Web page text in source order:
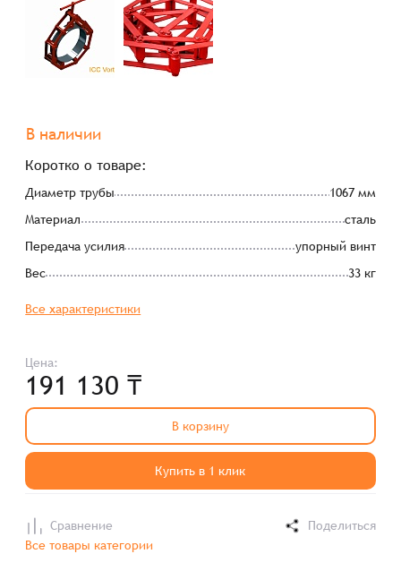
В наличии
Коротко о товаре:
Диаметр трубы
1067 мм
Материал
сталь
Передача усилия
упорный винт
Вес
33 кг
Все характеристики
Цена:
191 130 ₸
В корзину
Купить в 1 клик
Сравнение
Поделиться
Все товары категории